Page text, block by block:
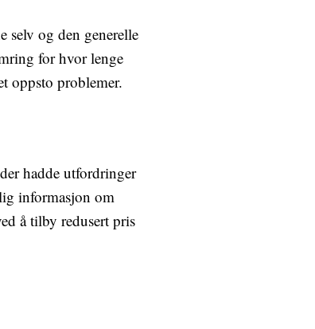
selv og den generelle
for hvor lenge
oppsto problemer.
hadde utfordringer
informasjon om
å tilby redusert pris